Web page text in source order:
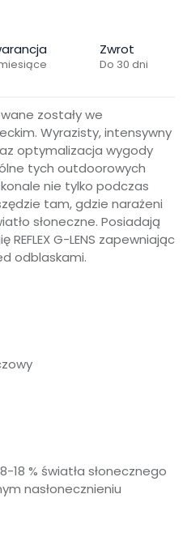
Zwrot
Do 30 dni
zostały we
Wyrazisty, intensywny
optymalizacja wygody
tych outdoorowych
nie tylko podczas
tam, gdzie narażeni
słoneczne. Posiadają
G-LENS zapewniając
odblaskami.
18 % światła słonecznego
nasłonecznieniu